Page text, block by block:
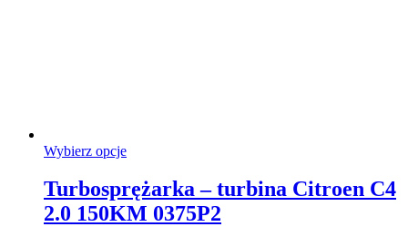
Wybierz opcjeTen
ma
wiele
wariantów.
Turbosprężarka – turbina Citroen C4
2.0 150KM 0375P2